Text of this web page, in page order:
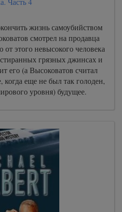
жизнь самоубийством
смотрел на продавца
этого невысокого человека
грязных джинсах и
его (а Высоковатов считал
когда еще не был так голоден,
уровня) будущее.